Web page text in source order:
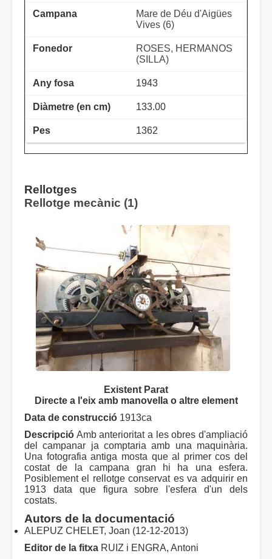
Mare de Déu d'Aigües
Vives (6)
ROSES, HERMANOS
(SILLA)
1943
133.00
1362
Rellotges
Rellotge mecànic (1)
Existent Parat
Directe a l'eix amb manovella o altre element
Data de construcció 1913ca
Descripció Amb anterioritat a les obres d'ampliació
del campanar ja comptaria amb una maquinària.
Una fotografia antiga mosta que al primer cos del
costat de la campana gran hi ha una esfera.
Posiblement el rellotge conservat es va adquirir en
1913 data que figura sobre l'esfera d'un dels
costats.
Autors de la documentació
ALEPUZ CHELET, Joan (12-12-2013)
Editor de la fitxa RUIZ i ENGRA, Antoni